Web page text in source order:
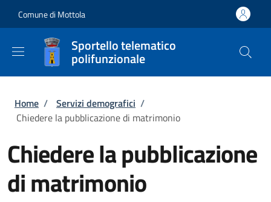
Comune di Mottola
Sportello telematico
polifunzionale
Briciole di pane
Home / Servizi demografici /
Chiedere la pubblicazione di matrimonio
Chiedere la pubblicazione
di matrimonio